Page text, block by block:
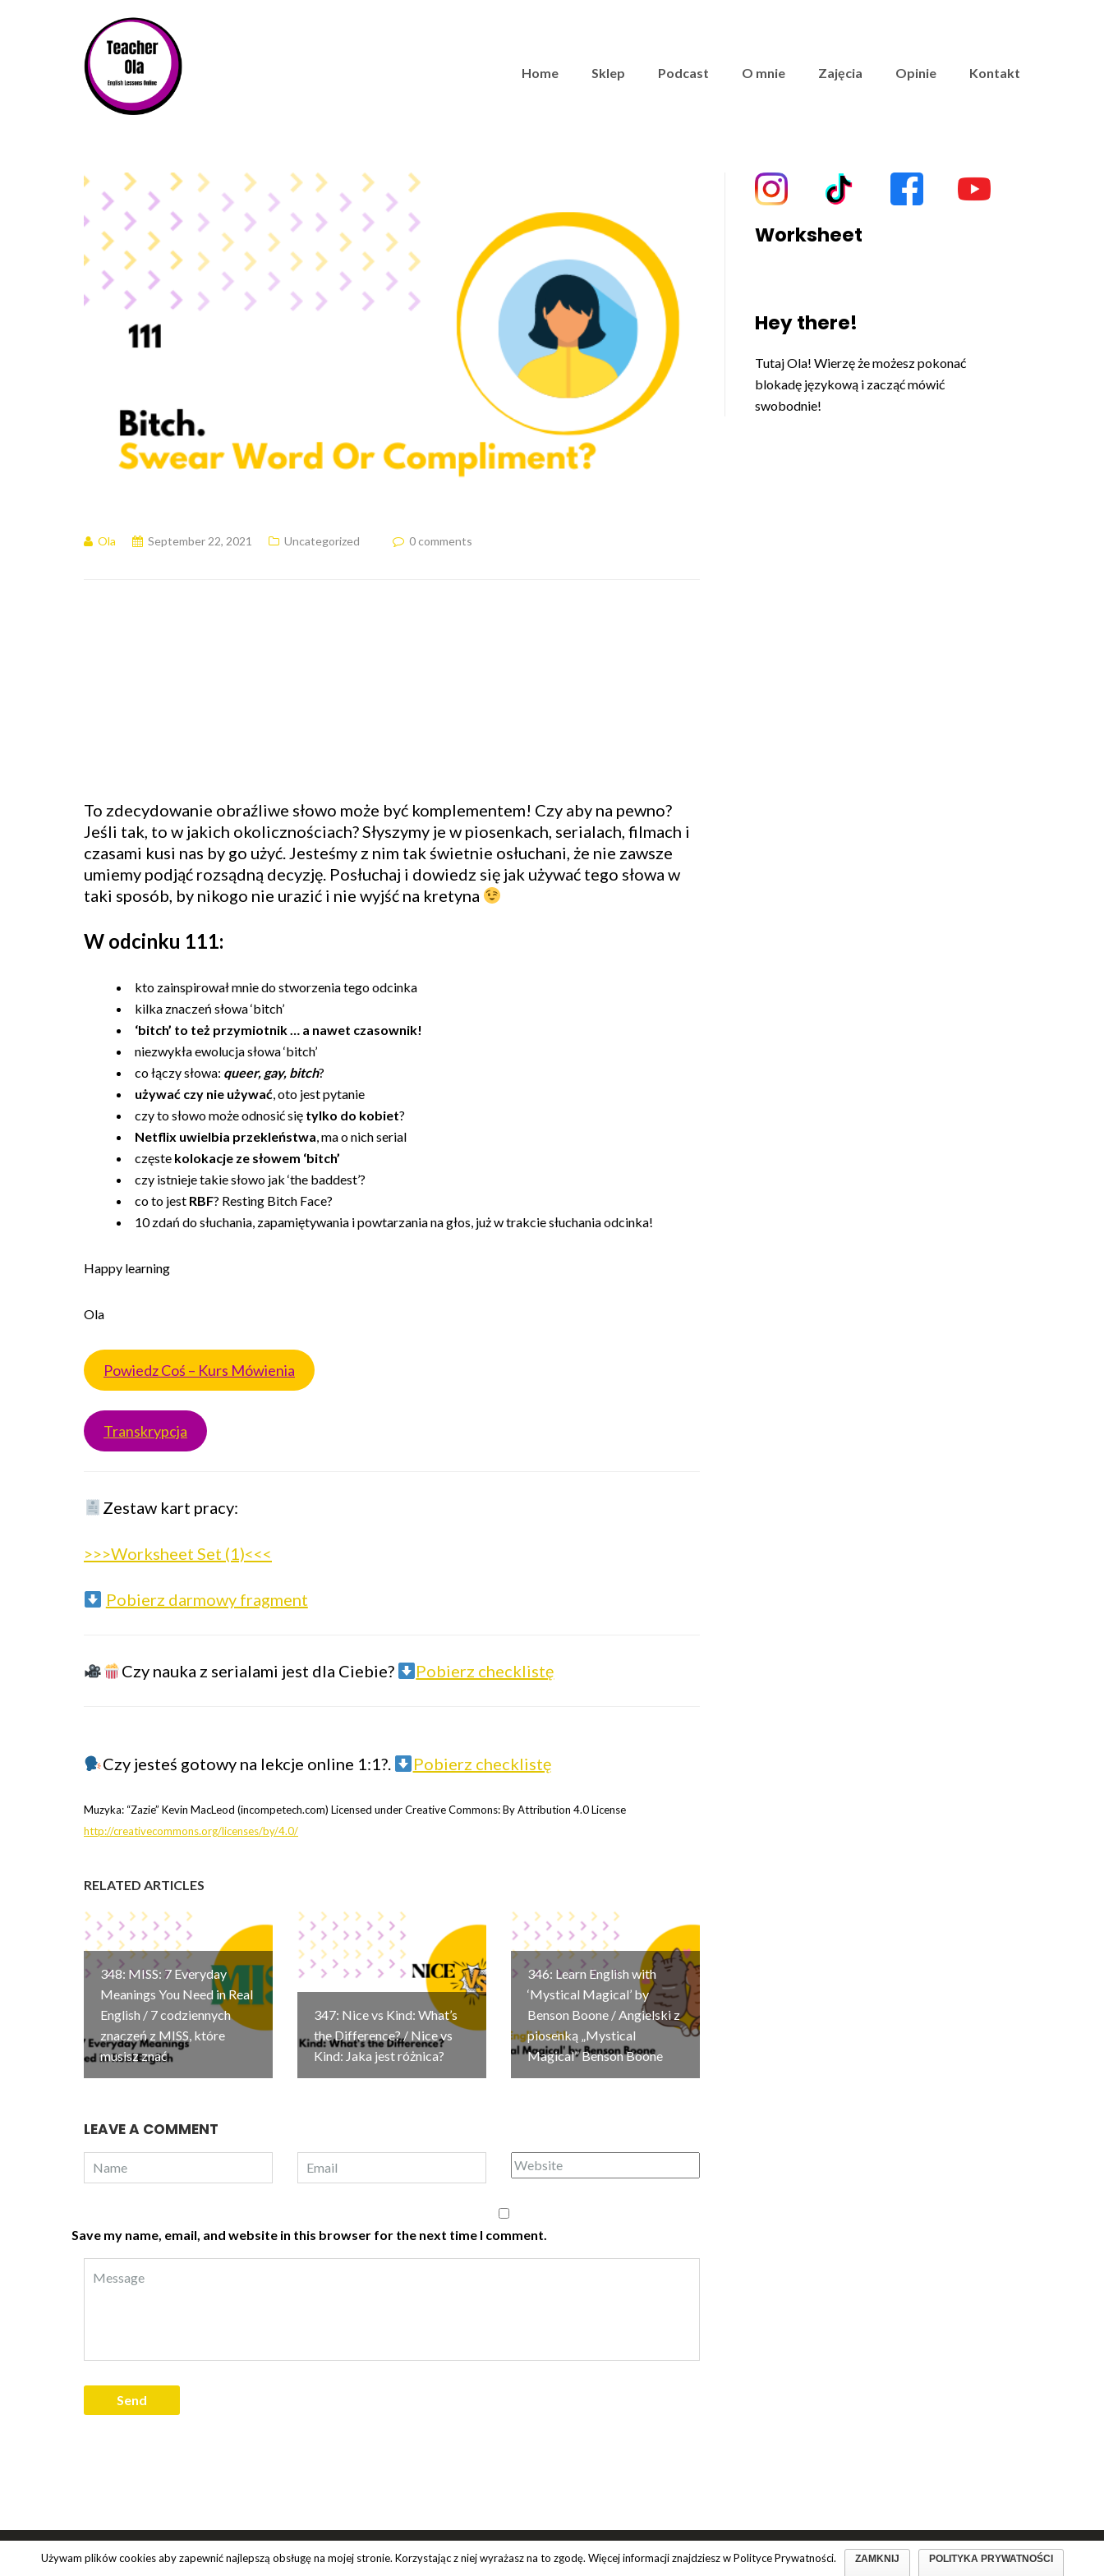
Home Sklep Podcast O mnie Zajęcia Opinie Kontakt
Ola September 22, 2021 Uncategorized 0 comments
To zdecydowanie obraźliwe słowo może być komplementem! Czy aby na pewno?
Jeśli tak, to w jakich okolicznościach? Słyszymy je w piosenkach, serialach, filmach i
czasami kusi nas by go użyć. Jesteśmy z nim tak świetnie osłuchani, że nie zawsze
umiemy podjąć rozsądną decyzję. Posłuchaj i dowiedz się jak używać tego słowa w
taki sposób, by nikogo nie urazić i nie wyjść na kretyna
W odcinku 111:
kto zainspirował mnie do stworzenia tego odcinka
kilka znaczeń słowa ‘bitch’
‘bitch’ to też przymiotnik … a nawet czasownik!
niezwykła ewolucja słowa ‘bitch’
co łączy słowa: queer, gay, bitch?
używać czy nie używać, oto jest pytanie
czy to słowo może odnosić się tylko do kobiet?
Netflix uwielbia przekleństwa, ma o nich serial
częste kolokacje ze słowem ‘bitch’
czy istnieje takie słowo jak ‘the baddest’?
co to jest RBF? Resting Bitch Face?
10 zdań do słuchania, zapamiętywania i powtarzania na głos, już w trakcie słuchania odcinka!
Happy learning
Ola
Powiedz Coś – Kurs Mówienia
Transkrypcja
Zestaw kart pracy:
>>>Worksheet Set (1)<<<
Pobierz darmowy fragment
Czy nauka z serialami jest dla Ciebie? Pobierz checklistę
Czy jesteś gotowy na lekcje online 1:1?. Pobierz checklistę
Muzyka: “Zazie” Kevin MacLeod (incompetech.com) Licensed under Creative Commons: By Attribution 4.0 License
http://creativecommons.org/licenses/by/4.0/
RELATED ARTICLES
348: MISS: 7 Everyday
Meanings You Need in Real
English / 7 codziennych
znaczeń z MISS, które
musisz znać
347: Nice vs Kind: What’s
the Difference? / Nice vs
Kind: Jaka jest różnica?
346: Learn English with
‘Mystical Magical’ by
Benson Boone / Angielski z
piosenką „Mystical
Magical” Benson Boone
LEAVE A COMMENT
Save my name, email, and website in this browser for the next time I comment.
Worksheet
Hey there!
Tutaj Ola! Wierzę że możesz pokonać
blokadę językową i zacząć mówić
swobodnie!
© Copyright 2019. All Rights Reserved.Polityka prywatności.Regulamin
Używam plików cookies aby zapewnić najlepszą obsługę na mojej stronie. Korzystając z niej wyrażasz na to zgodę. Więcej informacji znajdziesz w Polityce Prywatności. ZAMKNIJ POLITYKA PRYWATNOŚCI